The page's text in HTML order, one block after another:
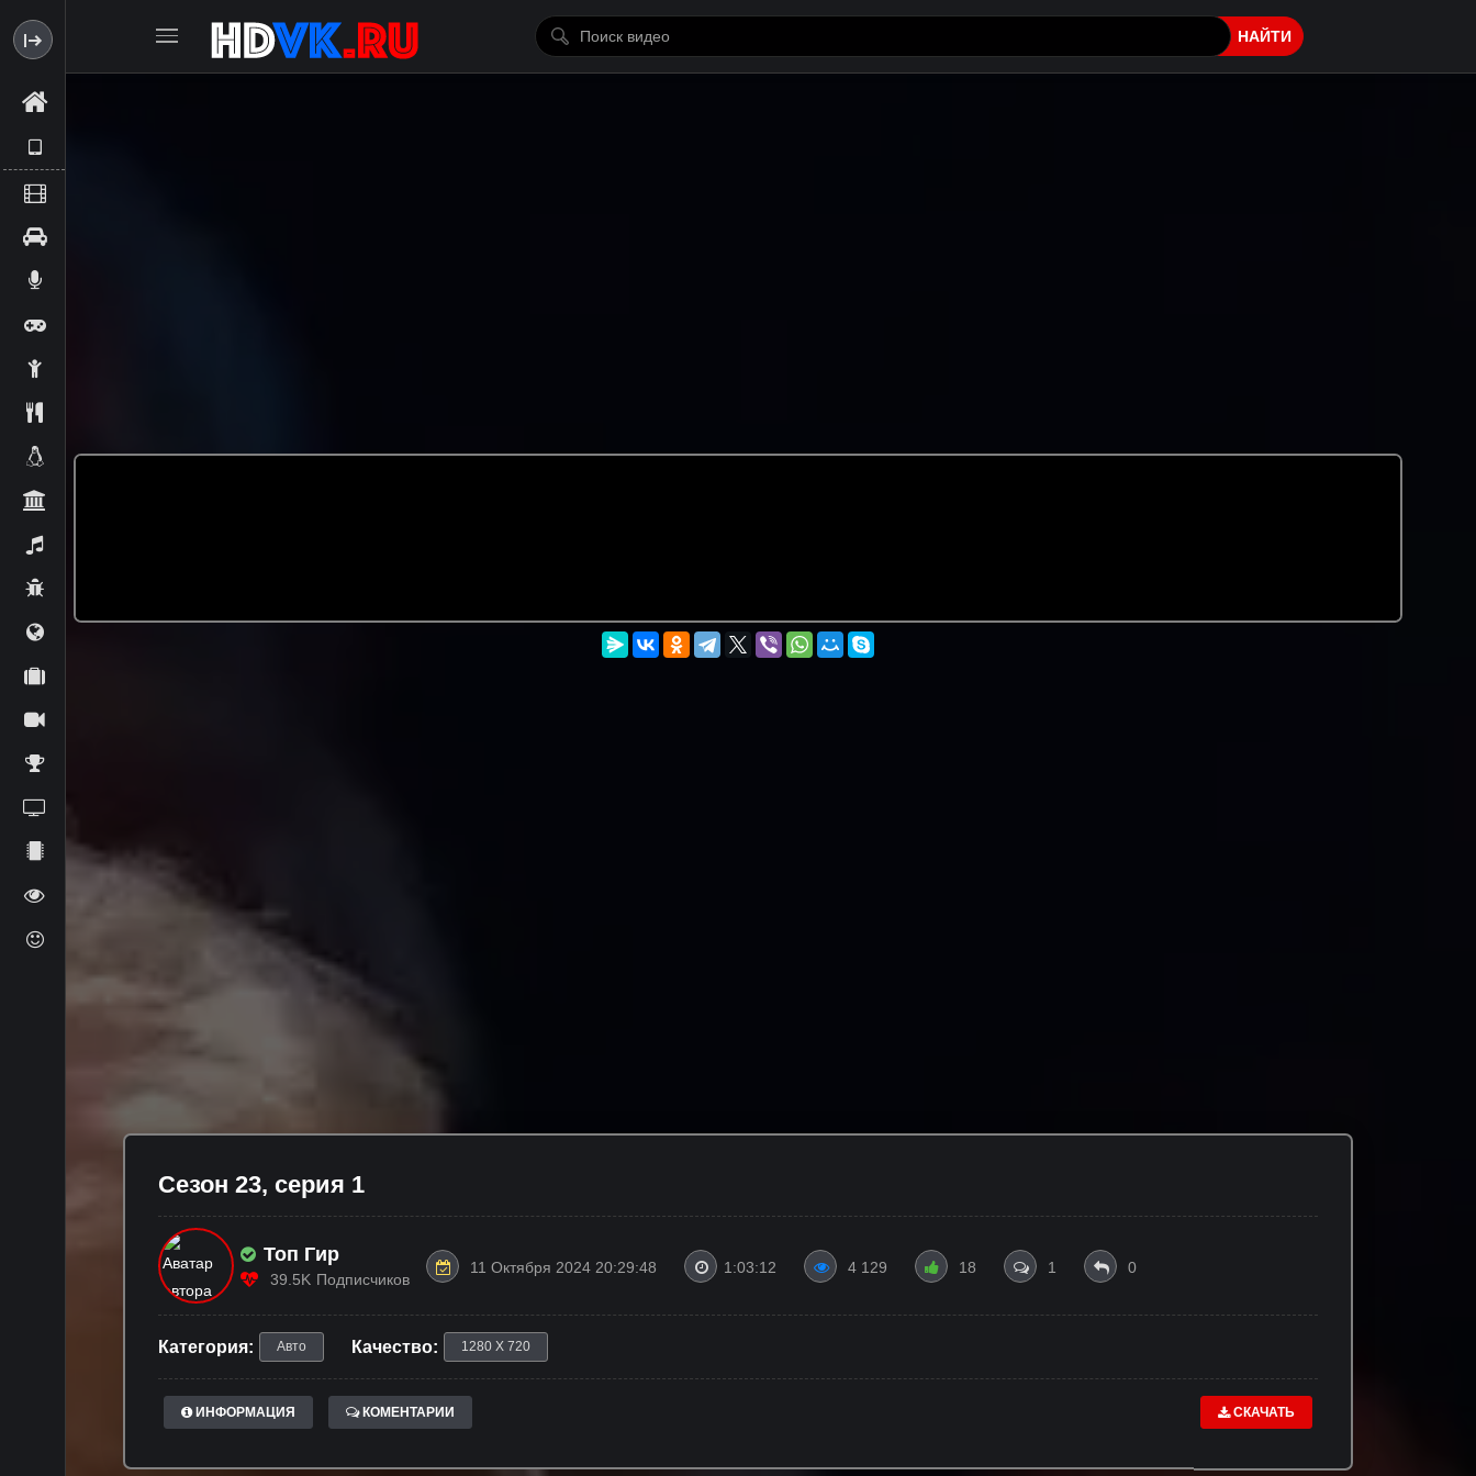
НАЙТИ
Сезон 23, серия 1
Топ Гир
39.5K Подписчиков
11 Октября 2024 20:29:48 1:03:12 4 129 18 1 0
Категория: Авто Качество: 1280 X 720
ИНФОРМАЦИЯ КОМЕНТАРИИ СКАЧАТЬ